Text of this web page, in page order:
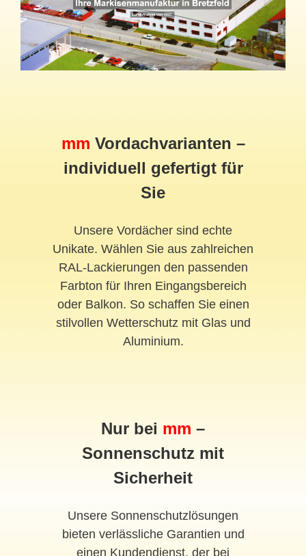
mm Vordachvarianten –
individuell gefertigt für
Sie
Unsere Vordächer sind echte
Unikate. Wählen Sie aus zahlreichen
RAL-Lackierungen den passenden
Farbton für Ihren Eingangsbereich
oder Balkon. So schaffen Sie einen
stilvollen Wetterschutz mit Glas und
Aluminium.
Nur bei mm –
Sonnenschutz mit
Sicherheit
Unsere Sonnenschutzlösungen
bieten verlässliche Garantien und
einen Kundendienst, der bei